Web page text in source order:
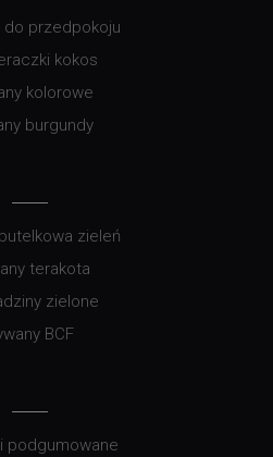
do przedpokoju
kokos
kolorowe
burgundy
zieleń
terakota
zielone
BCF
podgumowane